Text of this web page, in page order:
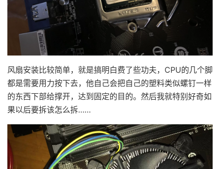
风扇安装比较简单，就是搞明白费了些功夫，CPU的几个脚
都是需要用力按下去，他自己会把自己的塑料类似螺钉一样
的东西下部给撑开，达到固定的目的。然后我就特别好奇如
果以后要拆该怎么拆……